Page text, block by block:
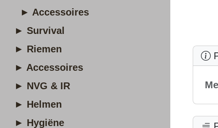
► Accessoires
► Survival
► Riemen
► Accessoires
► NVG & IR
► Helmen
► Hygiëne